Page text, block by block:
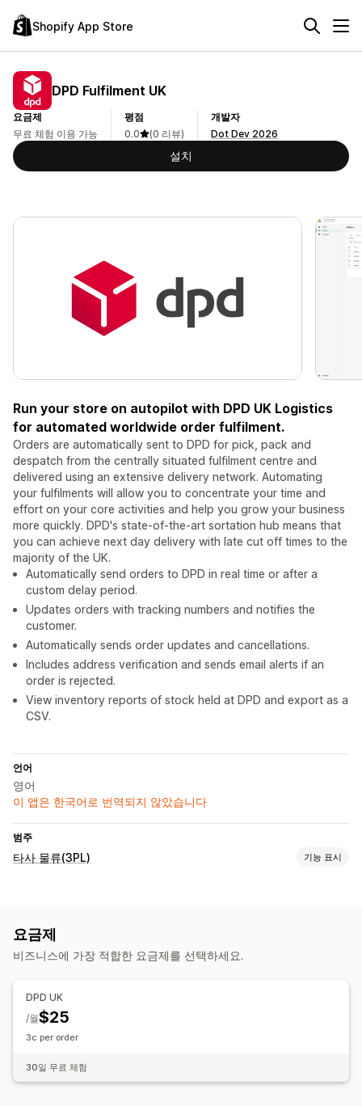
Shopify App Store
DPD Fulfilment UK
요금제
무료 체험 이용 가능
평점
0.0
(0 리뷰)
개발자
Dot Dev 2026
설치
Run your store on autopilot with DPD UK Logistics
for automated worldwide order fulfilment.
Orders are automatically sent to DPD for pick, pack and
despatch from the centrally situated fulfilment centre and
delivered using an extensive delivery network. Automating
your fulfilments will allow you to concentrate your time and
effort on your core activities and help you grow your business
more quickly. DPD's state-of-the-art sortation hub means that
you can achieve next day delivery with late cut off times to the
majority of the UK.
Automatically send orders to DPD in real time or after a
custom delay period.
Updates orders with tracking numbers and notifies the
customer.
Automatically sends order updates and cancellations.
Includes address verification and sends email alerts if an
order is rejected.
View inventory reports of stock held at DPD and export as a
CSV.
언어
영어
이 앱은 한국어로 번역되지 않았습니다
범주
타사 물류(3PL) 기능 표시
재고 관리
요금제
비즈니스에 가장 적합한 요금제를 선택하세요.
DPD UK
$25
/월
3c per order
30일 무료 체험